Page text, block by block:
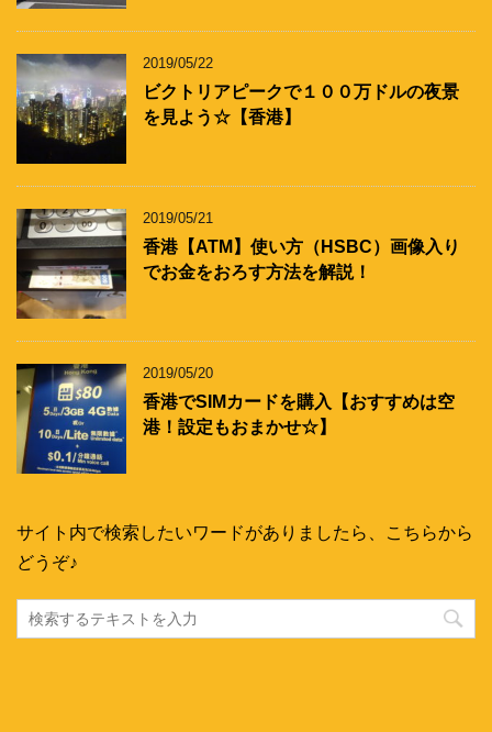
2019/05/22
ビクトリアピークで１００万ドルの夜景
を見よう☆【香港】
2019/05/21
香港【ATM】使い方（HSBC）画像入り
でお金をおろす方法を解説！
2019/05/20
香港でSIMカードを購入【おすすめは空
港！設定もおまかせ☆】
サイト内で検索したいワードがありましたら、こちらから
どうぞ♪